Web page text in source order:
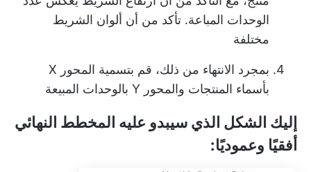
الوحدات المباعة. تأكد من أن ألوان الشريط
مختلفة
بمجرد الانتهاء من ذلك، قم بتسمية المحور X
بأسماء المنتجات والمحور Y بالوحدات المبيعة
إليك الشكل الذي سيبدو عليه المخطط النهائي
أفقيًا وعموديًا: